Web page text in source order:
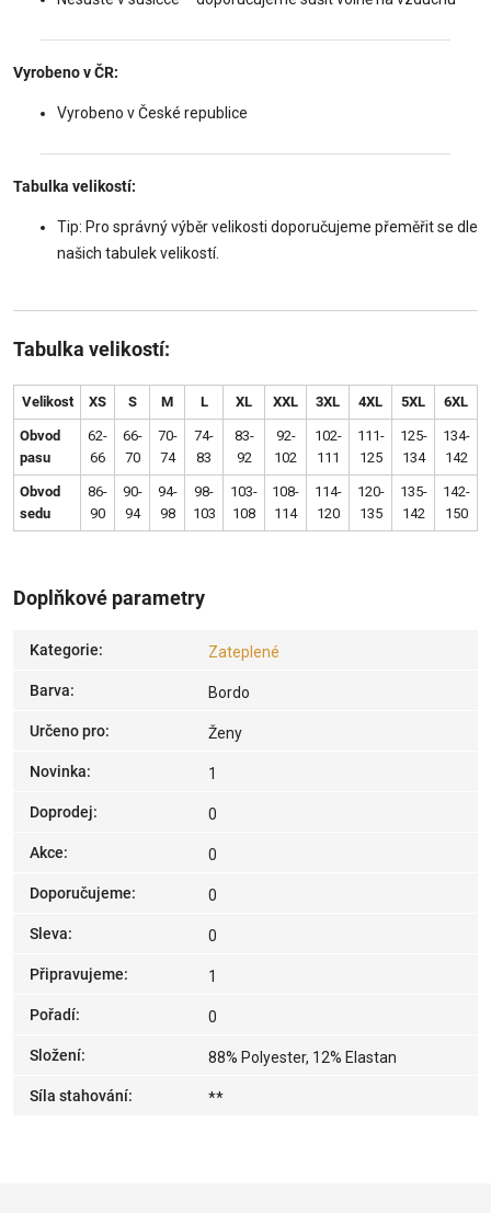
Vyrobeno v ČR:
Vyrobeno v České republice
Tabulka velikostí:
Tip: Pro správný výběr velikosti doporučujeme přeměřit se dle
našich tabulek velikostí.
Tabulka velikostí:
Velikost XS S M L XL XXL 3XL 4XL 5XL 6XL
Obvod
pasu
62-
66
66-
70
70-
74
74-
83
83-
92
92-
102
102-
111
111-
125
125-
134
134-
142
Obvod
sedu
86-
90
90-
94
94-
98
98-
103
103-
108
108-
114
114-
120
120-
135
135-
142
142-
150
Doplňkové parametry
Kategorie: Zateplené
Barva: Bordo
Určeno pro: Ženy
Novinka: 1
Doprodej: 0
Akce: 0
Doporučujeme: 0
Sleva: 0
Připravujeme: 1
Pořadí: 0
Složení: 88% Polyester, 12% Elastan
Síla stahování: **